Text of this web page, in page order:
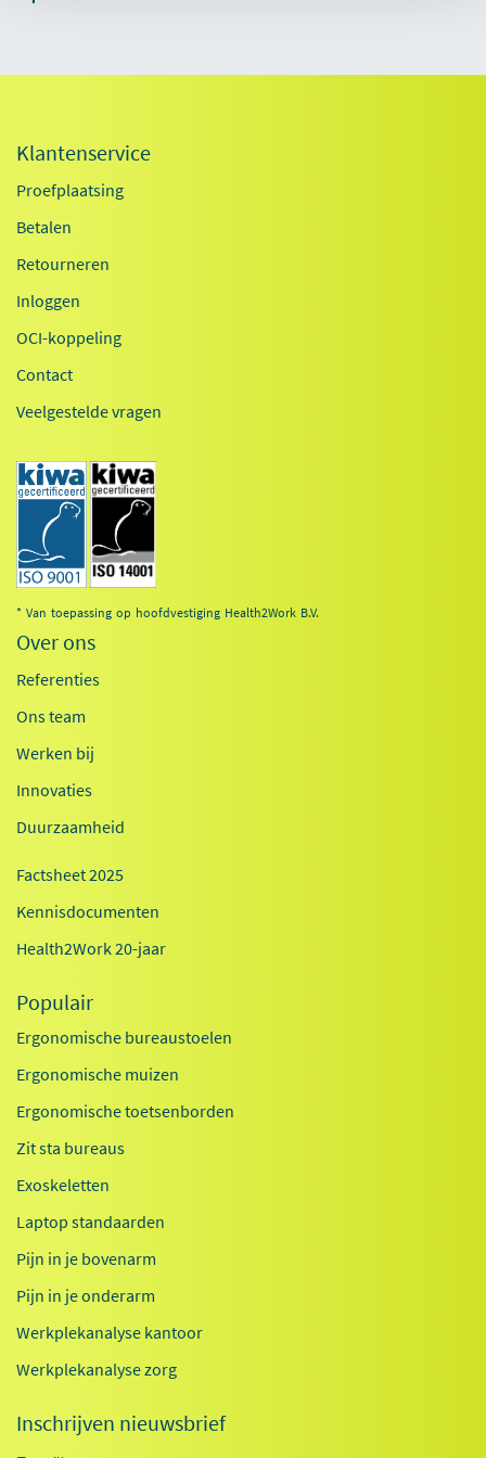
Klantenservice
Proefplaatsing
Betalen
Retourneren
Inloggen
OCI-koppeling
Contact
Veelgestelde vragen
* Van toepassing op hoofdvestiging Health2Work B.V.
Over ons
Referenties
Ons team
Werken bij
Innovaties
Duurzaamheid
Factsheet 2025
Kennisdocumenten
Health2Work 20-jaar
Populair
Ergonomische bureaustoelen
Ergonomische muizen
Ergonomische toetsenborden
Zit sta bureaus
Exoskeletten
Laptop standaarden
Pijn in je bovenarm
Pijn in je onderarm
Werkplekanalyse kantoor
Werkplekanalyse zorg
Inschrijven nieuwsbrief